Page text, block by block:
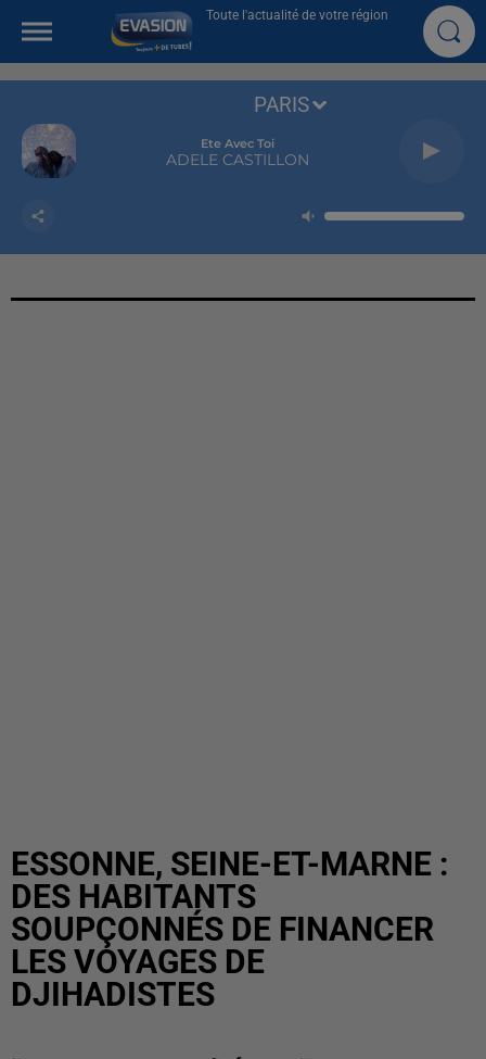
Toute l'actualité de votre région
Ete Avec Toi
ADELE CASTILLON
PARIS
ESSONNE, SEINE-ET-MARNE :
DES HABITANTS
SOUPÇONNÉS DE FINANCER
LES VOYAGES DE
DJIHADISTES